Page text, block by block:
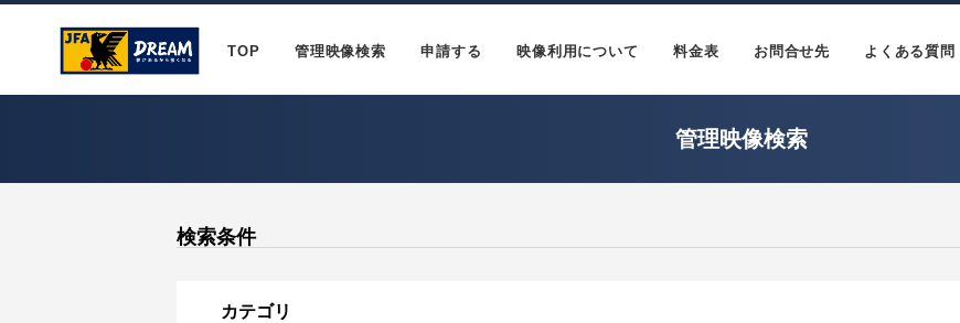
TOP 管理映像検索 申請する 映像利用について 料金表 お問合せ先 よくある質問
管理映像検索
検索条件
カテゴリ